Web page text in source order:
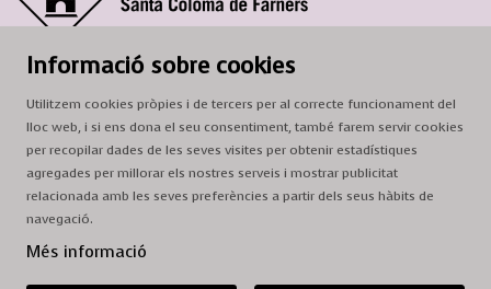
© Ajuntament de Santa Coloma de Farners
: de dilluns a dissabte, de 9 a 13 h.
Adreça: c. del Prat, 16, 17430 Santa Coloma de Farners
A/e:cultura@scf.cat
Sitemap
Informació sobre cookies
Utilitzem cookies pròpies i de tercers per al correcte funcionament del
lloc web, i si ens dona el seu consentiment, també farem servir cookies
per recopilar dades de les seves visites per obtenir estadístiques
agregades per millorar els nostres serveis i mostrar publicitat
relacionada amb les seves preferències a partir dels seus hàbits de
navegació.
Més informació